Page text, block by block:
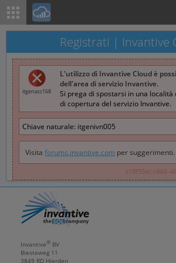
Registrati | Invantive
itgenacc168
L'utilizzo di Invantive Cloud è
dell'area di servizio Invantive.
Si prega di spostarsi in una
di copertura del servizio Invantive.
Chiave naturale: itgenivn005
Visita forums.invantive.com per suggerimenti.
c19f55ec-c666-
Invantive® BV
Biesteweg 11
3849 RD Hierden